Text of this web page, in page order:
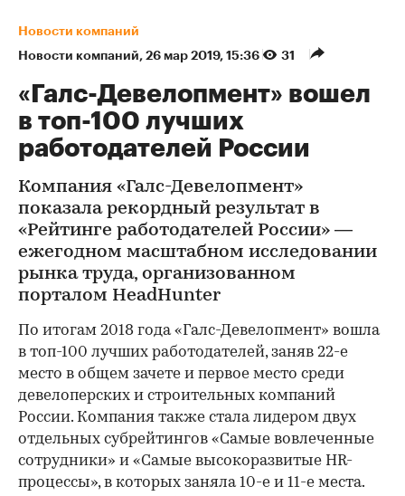
Новости компаний
Новости компаний⁠, 26 мар 2019, 15:36 31
«Галс-Девелопмент» вошел
в топ-100 лучших
работодателей России
Компания «Галс-Девелопмент»
показала рекордный результат в
«Рейтинге работодателей России» —
ежегодном масштабном исследовании
рынка труда, организованном
порталом HeadHunter
По итогам 2018 года «Галс-Девелопмент» вошла
в топ-100 лучших работодателей, заняв 22-е
место в общем зачете и первое место среди
девелоперских и строительных компаний
России. Компания также стала лидером двух
отдельных субрейтингов «Самые вовлеченные
сотрудники» и «Самые высокоразвитые HR-
процессы», в которых заняла 10-е и 11-е места.